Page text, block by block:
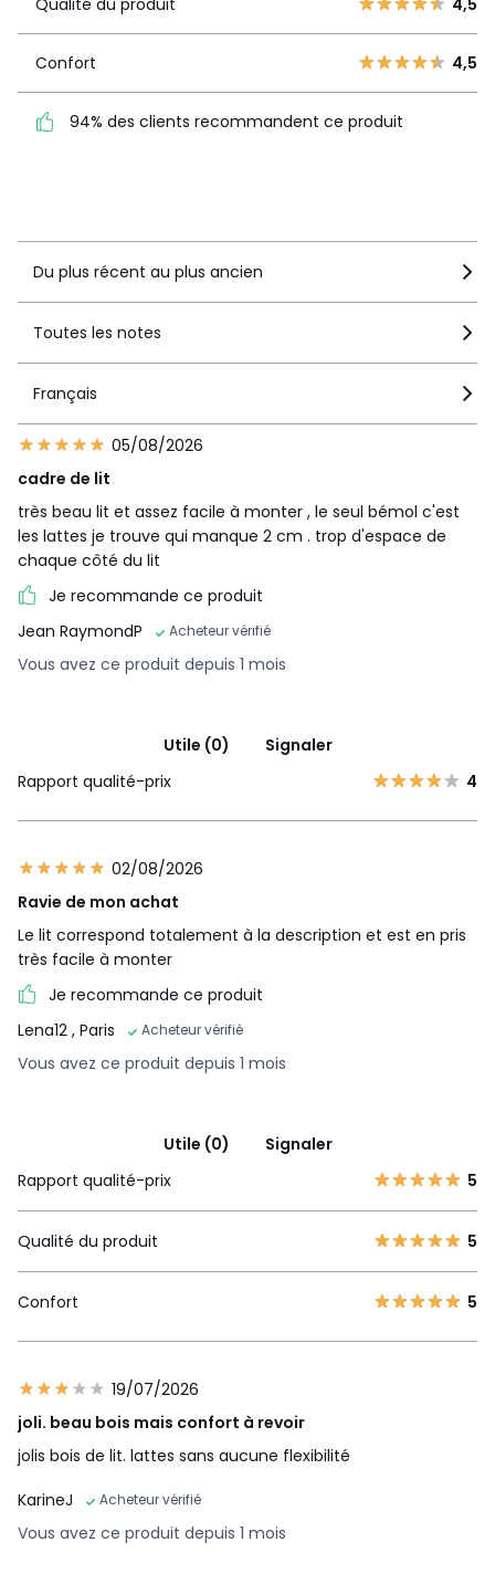
1
produit
4,5
Confort
4,5
94% des clients
Confort 4,5
94% des clients recommandent ce produit
Du plus récent au plus ancien
Toutes les notes
Français
05/08/2026
cadre de lit
très beau lit et assez facile à monter , le seul bémol c'est
les lattes je trouve qui manque 2 cm . trop d'espace de
chaque côté du lit
Je recommande ce produit
Jean RaymondP
Acheteur vérifié
Vous avez ce produit depuis 1 mois
Utile (0)
Signaler
Rapport qualité-prix
4
02/08/2026
Ravie de mon achat
Le lit correspond totalement à la description et est en pris
très facile à monter
Je recommande ce produit
Lena12 , Paris Acheteur vérifié
Vous avez ce produit depuis 1 mois
Utile (0)
Signaler
Rapport qualité-prix
5
Qualité du produit 5
Confort 5
19/07/2026
joli. beau bois mais confort à revoir
jolis bois de lit. lattes sans aucune flexibilité
KarineJ
Acheteur vérifié
Vous avez ce produit depuis 1 mois